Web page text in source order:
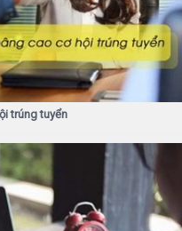
trúng tuyển